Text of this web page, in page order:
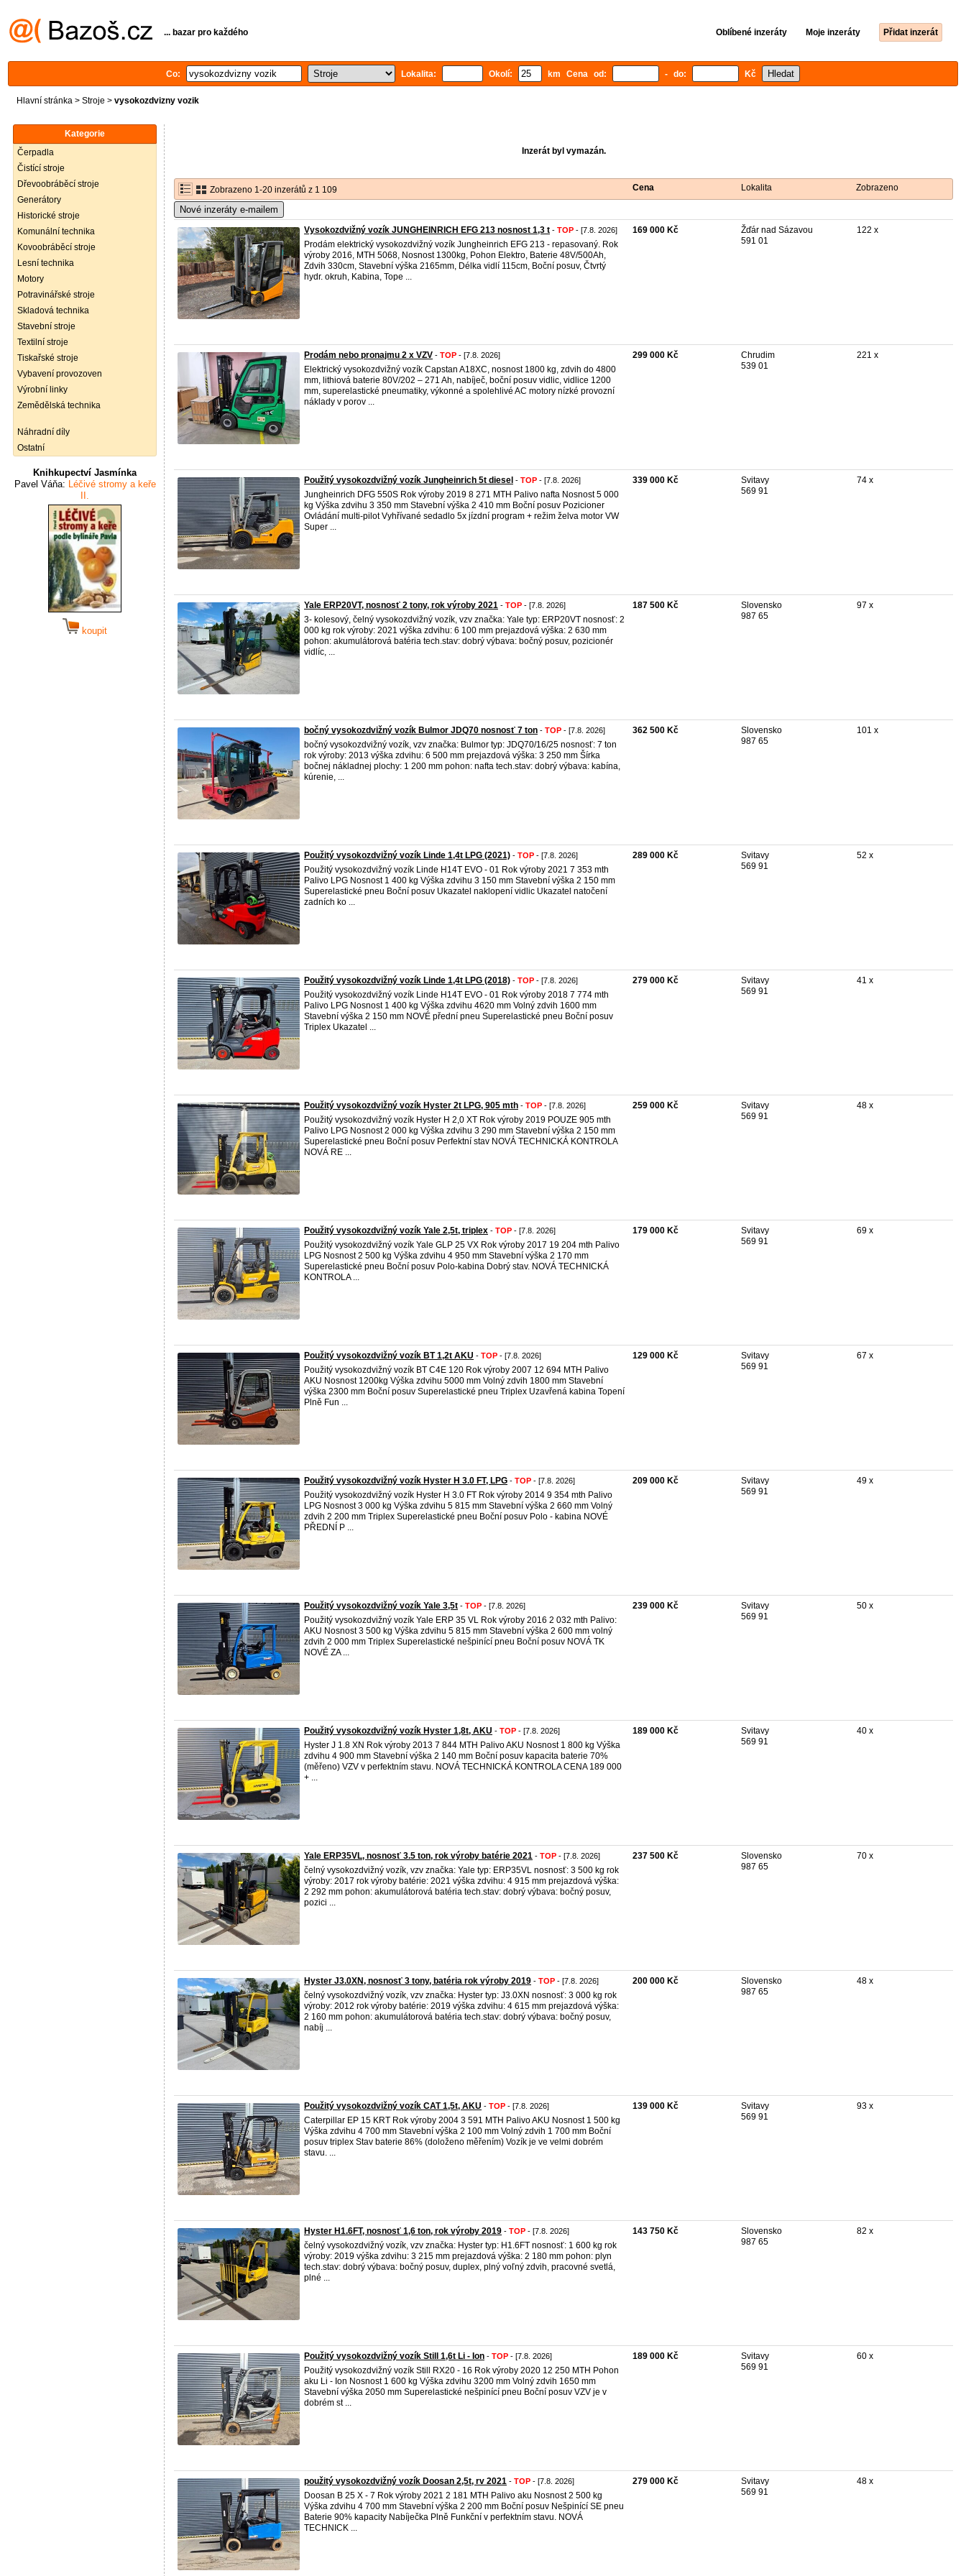
... bazar pro každého Oblíbené inzeráty Moje inzeráty Přidat inzerát
Co: Lokalita: Okolí: km Cena od: - do: Kč
Hlavní stránka > Stroje > vysokozdvizny vozik
Kategorie
Čerpadla
Čistící stroje
Dřevoobráběcí stroje
Generátory
Historické stroje
Komunální technika
Kovoobráběcí stroje
Lesní technika
Motory
Potravinářské stroje
Skladová technika
Stavební stroje
Textilní stroje
Tiskařské stroje
Vybavení provozoven
Výrobní linky
Zemědělská technika
Náhradní díly
Ostatní
Knihkupectví Jasmínka
Pavel Váňa: Léčivé stromy a keře
II.
koupit
Inzerát byl vymazán.
Zobrazeno 1-20 inzerátů z 1 109 Cena Lokalita Zobrazeno
Nové inzeráty e-mailem
Vysokozdvižný vozík JUNGHEINRICH EFG 213 nosnost 1,3 t - TOP - [7.8. 2026]
Prodám elektrický vysokozdvižný vozík Jungheinrich EFG 213 - repasovaný. Rok
výroby 2016, MTH 5068, Nosnost 1300kg, Pohon Elektro, Baterie 48V/500Ah,
Zdvih 330cm, Stavební výška 2165mm, Délka vidlí 115cm, Boční posuv, Čtvrtý
hydr. okruh, Kabina, Tope ...
169 000 Kč
Žďár nad Sázavou
591 01
122 x
Prodám nebo pronajmu 2 x VZV - TOP - [7.8. 2026]
Elektrický vysokozdvižný vozík Capstan A18XC, nosnost 1800 kg, zdvih do 4800
mm, lithiová baterie 80V/202 – 271 Ah, nabíječ, boční posuv vidlic, vidlice 1200
mm, superelastické pneumatiky, výkonné a spolehlivé AC motory nízké provozní
náklady v porov ...
299 000 Kč
Chrudim
539 01
221 x
Použitý vysokozdvižný vozík Jungheinrich 5t diesel - TOP - [7.8. 2026]
Jungheinrich DFG 550S Rok výroby 2019 8 271 MTH Palivo nafta Nosnost 5 000
kg Výška zdvihu 3 350 mm Stavební výška 2 410 mm Boční posuv Pozicioner
Ovládání multi-pilot Vyhřívané sedadlo 5x jízdní program + režim želva motor VW
Super ...
339 000 Kč
Svitavy
569 91
74 x
Yale ERP20VT, nosnosť 2 tony, rok výroby 2021 - TOP - [7.8. 2026]
3- kolesový, čelný vysokozdvižný vozík, vzv značka: Yale typ: ERP20VT nosnosť: 2
000 kg rok výroby: 2021 výška zdvihu: 6 100 mm prejazdová výška: 2 630 mm
pohon: akumulátorová batéria tech.stav: dobrý výbava: bočný posuv, pozicionér
vidlíc, ...
187 500 Kč
Slovensko
987 65
97 x
bočný vysokozdvižný vozík Bulmor JDQ70 nosnosť 7 ton - TOP - [7.8. 2026]
bočný vysokozdvižný vozík, vzv značka: Bulmor typ: JDQ70/16/25 nosnosť: 7 ton
rok výroby: 2013 výška zdvihu: 6 500 mm prejazdová výška: 3 250 mm Šírka
bočnej nákladnej plochy: 1 200 mm pohon: nafta tech.stav: dobrý výbava: kabína,
kúrenie, ...
362 500 Kč
Slovensko
987 65
101 x
Použitý vysokozdvižný vozík Linde 1,4t LPG (2021) - TOP - [7.8. 2026]
Použitý vysokozdvižný vozík Linde H14T EVO - 01 Rok výroby 2021 7 353 mth
Palivo LPG Nosnost 1 400 kg Výška zdvihu 3 150 mm Stavební výška 2 150 mm
Superelastické pneu Boční posuv Ukazatel naklopení vidlic Ukazatel natočení
zadních ko ...
289 000 Kč
Svitavy
569 91
52 x
Použitý vysokozdvižný vozík Linde 1,4t LPG (2018) - TOP - [7.8. 2026]
Použitý vysokozdvižný vozík Linde H14T EVO - 01 Rok výroby 2018 7 774 mth
Palivo LPG Nosnost 1 400 kg Výška zdvihu 4620 mm Volný zdvih 1600 mm
Stavební výška 2 150 mm NOVÉ přední pneu Superelastické pneu Boční posuv
Triplex Ukazatel ...
279 000 Kč
Svitavy
569 91
41 x
Použitý vysokozdvižný vozík Hyster 2t LPG, 905 mth - TOP - [7.8. 2026]
Použitý vysokozdvižný vozík Hyster H 2,0 XT Rok výroby 2019 POUZE 905 mth
Palivo LPG Nosnost 2 000 kg Výška zdvihu 3 290 mm Stavební výška 2 150 mm
Superelastické pneu Boční posuv Perfektní stav NOVÁ TECHNICKÁ KONTROLA
NOVÁ RE ...
259 000 Kč
Svitavy
569 91
48 x
Použitý vysokozdvižný vozík Yale 2,5t, triplex - TOP - [7.8. 2026]
Použitý vysokozdvižný vozík Yale GLP 25 VX Rok výroby 2017 19 204 mth Palivo
LPG Nosnost 2 500 kg Výška zdvihu 4 950 mm Stavební výška 2 170 mm
Superelastické pneu Boční posuv Polo-kabina Dobrý stav. NOVÁ TECHNICKÁ
KONTROLA ...
179 000 Kč
Svitavy
569 91
69 x
Použitý vysokozdvižný vozík BT 1,2t AKU - TOP - [7.8. 2026]
Použitý vysokozdvižný vozík BT C4E 120 Rok výroby 2007 12 694 MTH Palivo
AKU Nosnost 1200kg Výška zdvihu 5000 mm Volný zdvih 1800 mm Stavební
výška 2300 mm Boční posuv Superelastické pneu Triplex Uzavřená kabina Topení
Plně Fun ...
129 000 Kč
Svitavy
569 91
67 x
Použitý vysokozdvižný vozík Hyster H 3.0 FT, LPG - TOP - [7.8. 2026]
Použitý vysokozdvižný vozík Hyster H 3.0 FT Rok výroby 2014 9 354 mth Palivo
LPG Nosnost 3 000 kg Výška zdvihu 5 815 mm Stavební výška 2 660 mm Volný
zdvih 2 200 mm Triplex Superelastické pneu Boční posuv Polo - kabina NOVÉ
PŘEDNÍ P ...
209 000 Kč
Svitavy
569 91
49 x
Použitý vysokozdvižný vozík Yale 3,5t - TOP - [7.8. 2026]
Použitý vysokozdvižný vozík Yale ERP 35 VL Rok výroby 2016 2 032 mth Palivo:
AKU Nosnost 3 500 kg Výška zdvihu 5 815 mm Stavební výška 2 600 mm volný
zdvih 2 000 mm Triplex Superelastické nešpinící pneu Boční posuv NOVÁ TK
NOVÉ ZA ...
239 000 Kč
Svitavy
569 91
50 x
Použitý vysokozdvižný vozík Hyster 1,8t, AKU - TOP - [7.8. 2026]
Hyster J 1.8 XN Rok výroby 2013 7 844 MTH Palivo AKU Nosnost 1 800 kg Výška
zdvihu 4 900 mm Stavební výška 2 140 mm Boční posuv kapacita baterie 70%
(měřeno) VZV v perfektním stavu. NOVÁ TECHNICKÁ KONTROLA CENA 189 000
+ ...
189 000 Kč
Svitavy
569 91
40 x
Yale ERP35VL, nosnosť 3.5 ton, rok výroby batérie 2021 - TOP - [7.8. 2026]
čelný vysokozdvižný vozík, vzv značka: Yale typ: ERP35VL nosnosť: 3 500 kg rok
výroby: 2017 rok výroby batérie: 2021 výška zdvihu: 4 915 mm prejazdová výška:
2 292 mm pohon: akumulátorová batéria tech.stav: dobrý výbava: bočný posuv,
pozici ...
237 500 Kč
Slovensko
987 65
70 x
Hyster J3.0XN, nosnosť 3 tony, batéria rok výroby 2019 - TOP - [7.8. 2026]
čelný vysokozdvižný vozík, vzv značka: Hyster typ: J3.0XN nosnosť: 3 000 kg rok
výroby: 2012 rok výroby batérie: 2019 výška zdvihu: 4 615 mm prejazdová výška:
2 160 mm pohon: akumulátorová batéria tech.stav: dobrý výbava: bočný posuv,
nabíj ...
200 000 Kč
Slovensko
987 65
48 x
Použitý vysokozdvižný vozík CAT 1,5t, AKU - TOP - [7.8. 2026]
Caterpillar EP 15 KRT Rok výroby 2004 3 591 MTH Palivo AKU Nosnost 1 500 kg
Výška zdvihu 4 700 mm Stavební výška 2 100 mm Volný zdvih 1 700 mm Boční
posuv triplex Stav baterie 86% (doloženo měřením) Vozík je ve velmi dobrém
stavu. ...
139 000 Kč
Svitavy
569 91
93 x
Hyster H1.6FT, nosnosť 1,6 ton, rok výroby 2019 - TOP - [7.8. 2026]
čelný vysokozdvižný vozík, vzv značka: Hyster typ: H1.6FT nosnosť: 1 600 kg rok
výroby: 2019 výška zdvihu: 3 215 mm prejazdová výška: 2 180 mm pohon: plyn
tech.stav: dobrý výbava: bočný posuv, duplex, plný voľný zdvih, pracovné svetlá,
plné ...
143 750 Kč
Slovensko
987 65
82 x
Použitý vysokozdvižný vozík Still 1,6t Li - Ion - TOP - [7.8. 2026]
Použitý vysokozdvižný vozík Still RX20 - 16 Rok výroby 2020 12 250 MTH Pohon
aku Li - Ion Nosnost 1 600 kg Výška zdvihu 3200 mm Volný zdvih 1650 mm
Stavební výška 2050 mm Superelastické nešpinící pneu Boční posuv VZV je v
dobrém st ...
189 000 Kč
Svitavy
569 91
60 x
použitý vysokozdvižný vozík Doosan 2,5t, rv 2021 - TOP - [7.8. 2026]
Doosan B 25 X - 7 Rok výroby 2021 2 181 MTH Palivo aku Nosnost 2 500 kg
Výška zdvihu 4 700 mm Stavební výška 2 200 mm Boční posuv Nešpinící SE pneu
Baterie 90% kapacity Nabíječka Plně Funkční v perfektním stavu. NOVÁ
TECHNICK ...
279 000 Kč
Svitavy
569 91
48 x